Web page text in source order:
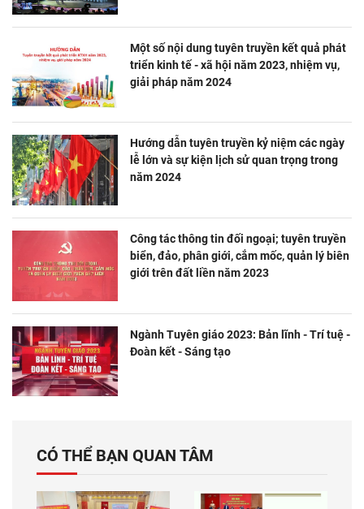
Một số nội dung tuyên truyền kết quả phát
triển kinh tế - xã hội năm 2023, nhiệm vụ,
giải pháp năm 2024
Hướng dẫn tuyên truyền kỷ niệm các ngày
lễ lớn và sự kiện lịch sử quan trọng trong
năm 2024
Công tác thông tin đối ngoại; tuyên truyền
biển, đảo, phân giới, cắm mốc, quản lý biên
giới trên đất liền năm 2023
Ngành Tuyên giáo 2023: Bản lĩnh - Trí tuệ -
Đoàn kết - Sáng tạo
CÓ THỂ BẠN QUAN TÂM